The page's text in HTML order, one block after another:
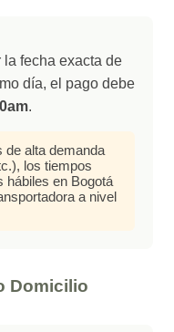
fecha exacta de
día, el pago debe
.
de alta demanda
los tiempos
hábiles en Bogotá
a nivel
Domicilio